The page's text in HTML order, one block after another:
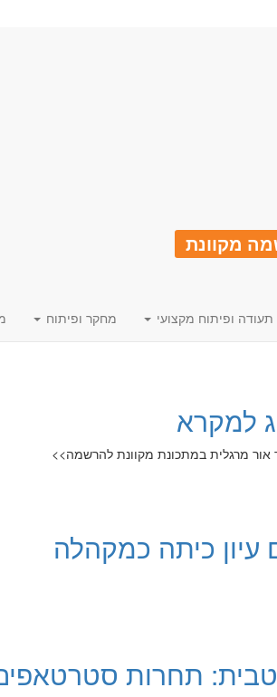
מקוונת
תעודה ופיתוח מקצועי מחקר ופיתוח
למקרא
אור מרגלית במתכונת מקוונת להרשמה>>
עיון כיתה כמקהלה
תחרות